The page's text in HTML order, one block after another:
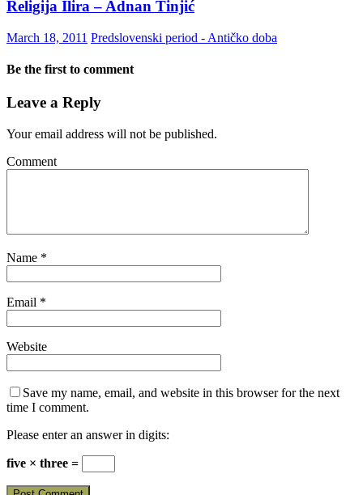
Religija Ilira – Adnan Tinjić
March 18, 2011 Predslovenski period - Antičko doba
Be the first to comment
Leave a Reply
Your email address will not be published.
Comment
Name *
Email *
Website
Save my name, email, and website in this browser for the next
time I comment.
Please enter an answer in digits:
five × three =